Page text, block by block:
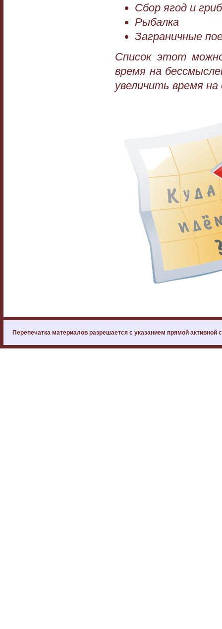
Сбор ягод и
Рыбалка
Заграничные
Список этот
время на
увеличить время
Перепечатка материалов разрешается с указанием прямой активной